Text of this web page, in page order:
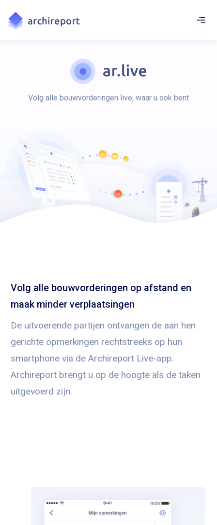
Volg alle bouwvorderingen live, waar u ook bent
Volg alle bouwvorderingen op afstand en
maak minder verplaatsingen
De uitvoerende partijen ontvangen de aan hen
gerichte opmerkingen rechtstreeks op hun
smartphone via de Archireport Live-app.
Archireport brengt u op de hoogte als de taken
uitgevoerd zijn.